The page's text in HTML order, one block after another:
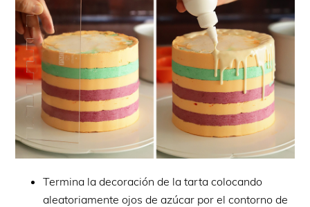
Termina la decoración de la tarta colocando
aleatoriamente ojos de azúcar por el contorno de